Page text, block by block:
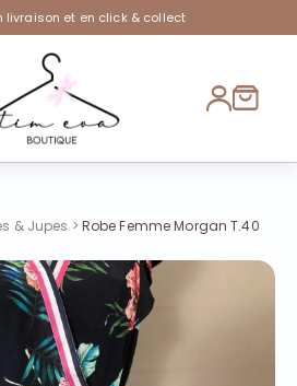
livraison et en click & collect
& Jupes > Robe Femme Morgan T.40